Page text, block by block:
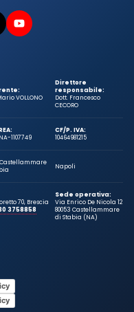
VOLLONO
Direttore
responsabile:
Dott. Francesco
CECORO
NA-1107749
CF/P. IVA:
10464981215
Castellammare
Napoli
70, Brescia
3758858
Sede operativa:
Via Enrico De Nicola 12
80053 Castellammare
di Stabia (NA)